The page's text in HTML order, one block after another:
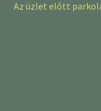
Az üzlet előtt